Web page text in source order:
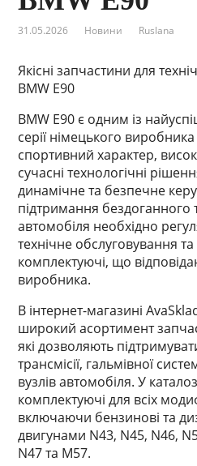
31.05.2026 Новини Ruslana
Якісні запчастини для
BMW E90
BMW E90 є одним із
серії німецького
спортивний характер,
сучасні технологічні
динамічне та безпечне
підтримання бездоганного
автомобіля необхідно
технічне обслуговування
комплектуючі, що
виробника.
В інтернет-магазині
широкий асортимент
які дозволяють
трансмісії, гальмівної
вузлів автомобіля. У
комплектуючі для всіх
включаючи бензинові та
двигунами N43, N45, N46,
N47 та M57.